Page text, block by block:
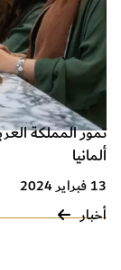
تمور المملكة
ألمانيا
13 فبراير 2024
أخبار